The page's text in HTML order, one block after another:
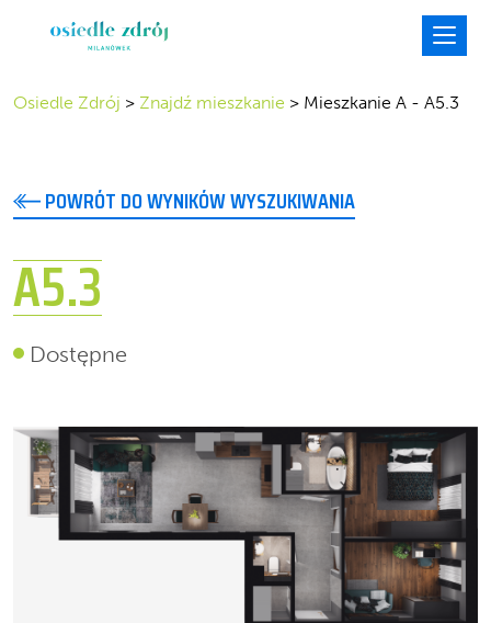
Osiedle Zdrój > Znajdź mieszkanie > Mieszkanie A - A5.3
POWRÓT DO WYNIKÓW WYSZUKIWANIA
A5.3
Dostępne